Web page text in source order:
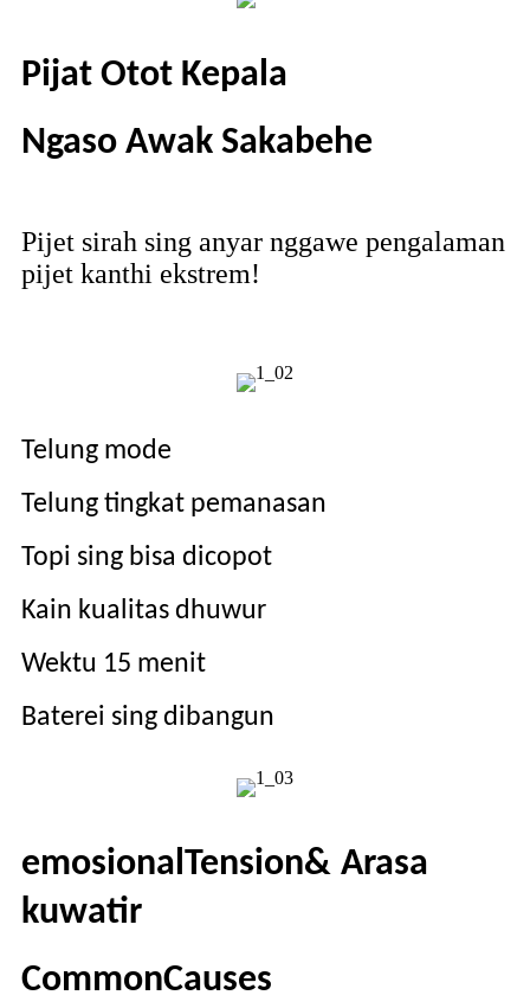
Pijat Otot Kepala
Ngaso Awak Sakabehe
Pijet sirah sing anyar nggawe pengalaman
pijet kanthi ekstrem!
Telung mode
Telung tingkat pemanasan
Topi sing bisa dicopot
Kain kualitas dhuwur
Wektu 15 menit
Baterei sing dibangun
emosionalTension& Arasa
kuwatir
CommonCauses